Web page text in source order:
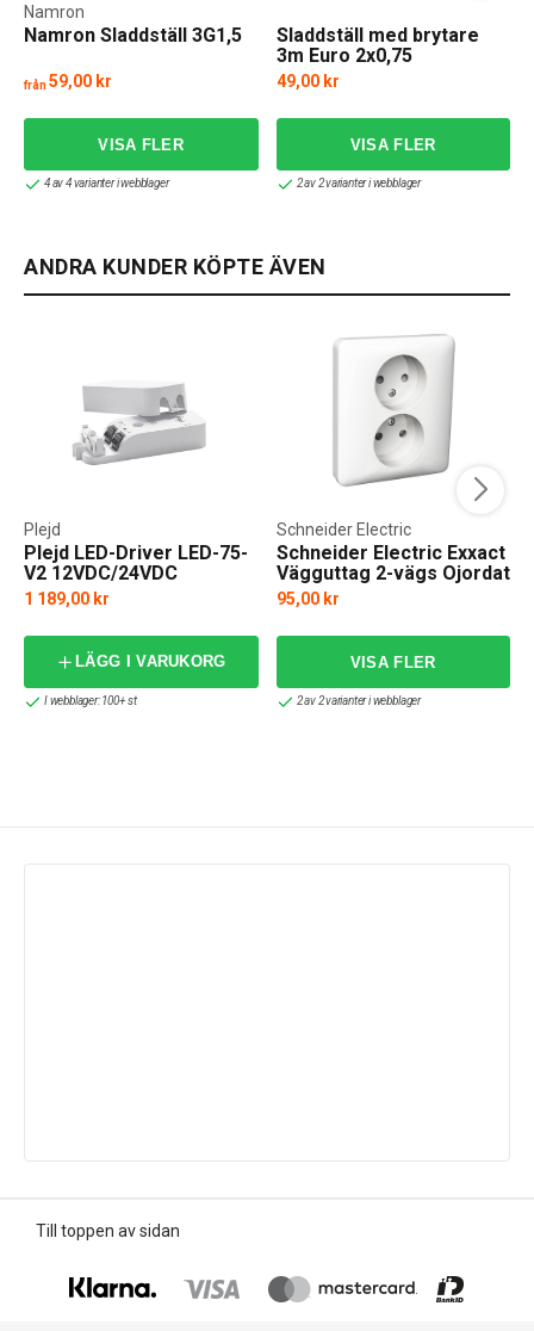
Namron Sladdställ 3G1,5
Namron
från59,00 kr
4 av 4 varianter i webblager
Sladdställ med brytare
3m Euro 2x0,75
49,00 kr
2 av 2 varianter i webblager
ANDRA KUNDER KÖPTE ÄVEN
Plejd LED-Driver LED-75-
V2 12VDC/24VDC
Plejd
1 189,00 kr
LÄGG I VARUKORG
I webblager: 100+ st
Schneider Electric Exxact
Vägguttag 2-vägs Ojordat
Schneider Electric
95,00 kr
2 av 2 varianter i webblager
Till toppen av sidan